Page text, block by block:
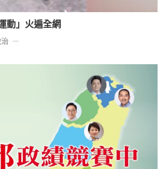
動」火遍全網
治